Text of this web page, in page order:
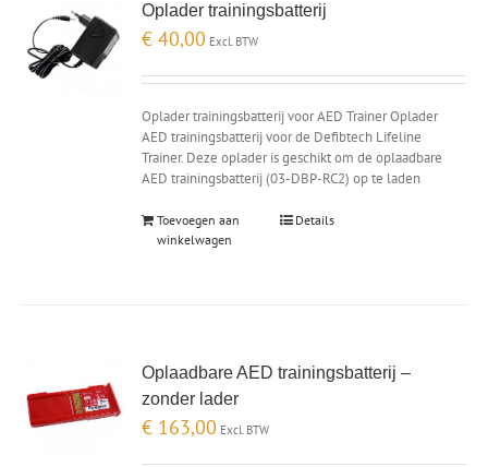
Oplader trainingsbatterij
€ 40,00 Excl. BTW
Oplader trainingsbatterij voor AED Trainer Oplader
AED trainingsbatterij voor de Defibtech Lifeline
Trainer. Deze oplader is geschikt om de oplaadbare
AED trainingsbatterij (03-DBP-RC2) op te laden
Toevoegen aan
winkelwagen
Details
Oplaadbare AED trainingsbatterij –
zonder lader
€ 163,00 Excl. BTW